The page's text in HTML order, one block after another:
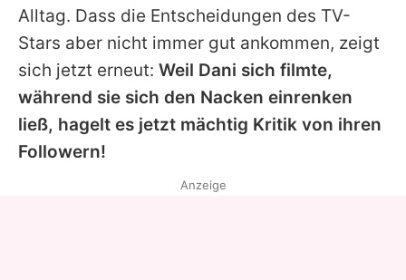
Alltag. Dass die Entscheidungen des TV-
Stars aber nicht immer gut ankommen, zeigt
sich jetzt erneut: Weil Dani sich filmte,
während sie sich den Nacken einrenken
ließ, hagelt es jetzt mächtig Kritik von ihren
Followern!
Anzeige